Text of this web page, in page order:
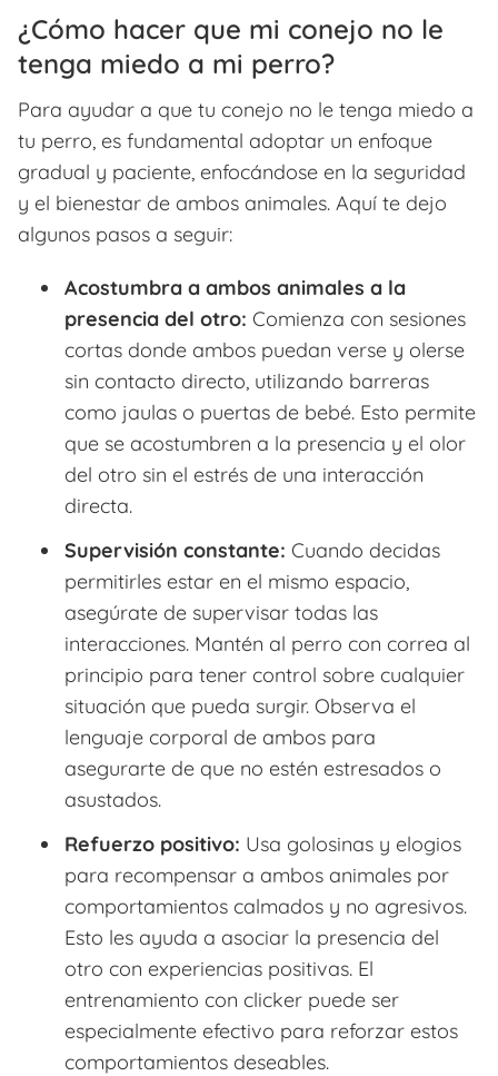
¿Cómo hacer que mi conejo no le
tenga miedo a mi perro?
Para ayudar a que tu conejo no le tenga miedo a
tu perro, es fundamental adoptar un enfoque
gradual y paciente, enfocándose en la seguridad
y el bienestar de ambos animales. Aquí te dejo
algunos pasos a seguir:
Acostumbra a ambos animales a la
presencia del otro: Comienza con sesiones
cortas donde ambos puedan verse y olerse
sin contacto directo, utilizando barreras
como jaulas o puertas de bebé. Esto permite
que se acostumbren a la presencia y el olor
del otro sin el estrés de una interacción
directa.
Supervisión constante: Cuando decidas
permitirles estar en el mismo espacio,
asegúrate de supervisar todas las
interacciones. Mantén al perro con correa al
principio para tener control sobre cualquier
situación que pueda surgir. Observa el
lenguaje corporal de ambos para
asegurarte de que no estén estresados o
asustados.
Refuerzo positivo: Usa golosinas y elogios
para recompensar a ambos animales por
comportamientos calmados y no agresivos.
Esto les ayuda a asociar la presencia del
otro con experiencias positivas. El
entrenamiento con clicker puede ser
especialmente efectivo para reforzar estos
comportamientos deseables.